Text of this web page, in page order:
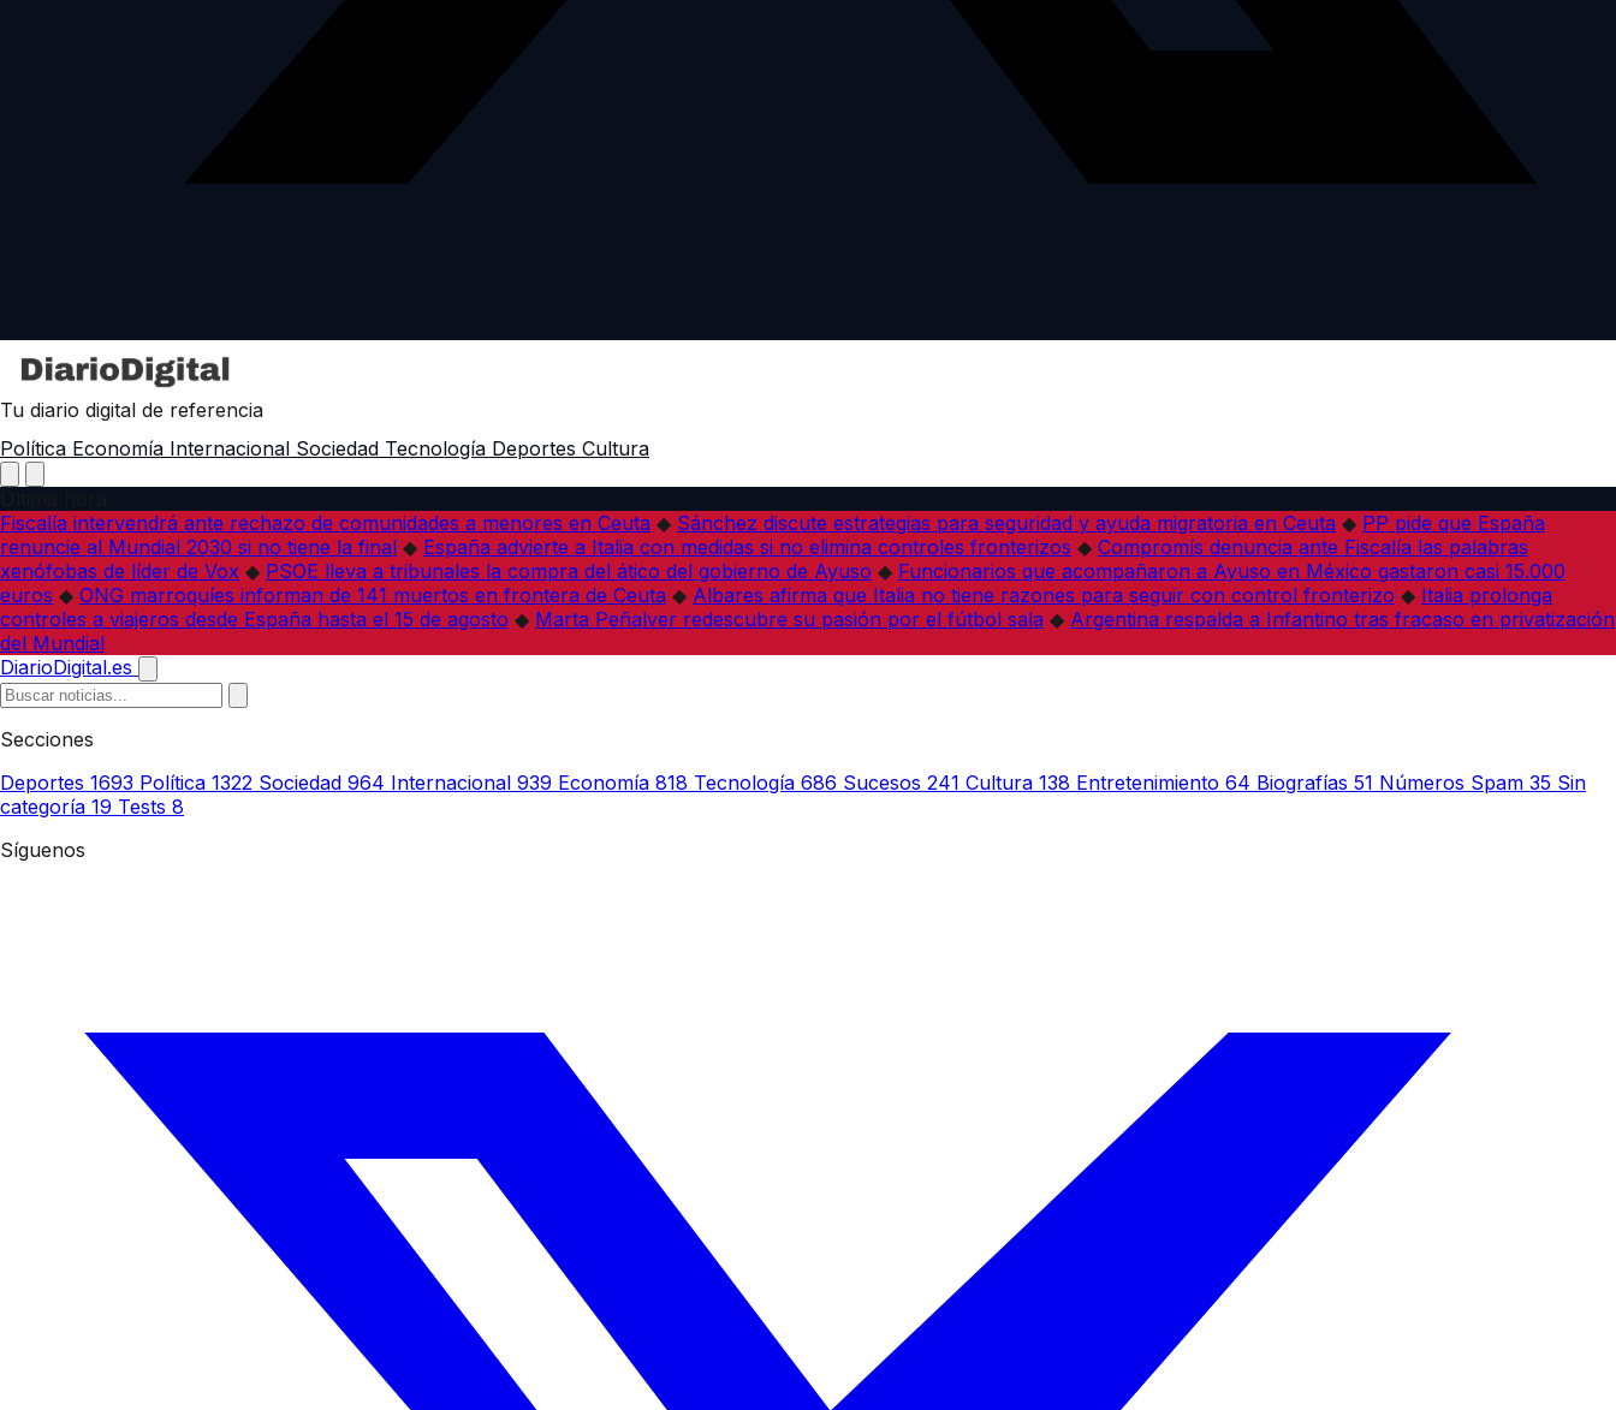
Tu diario digital de referencia
Política Economía Internacional Sociedad Tecnología Deportes Cultura
Fiscalía intervendrá ante rechazo de comunidades a menores en Ceuta ◆ Sánchez discute estrategias para seguridad y ayuda migratoria en Ceuta ◆ PP pide que España
renuncie al Mundial 2030 si no tiene la final ◆ España advierte a Italia con medidas si no elimina controles fronterizos ◆ Compromís denuncia ante Fiscalía las palabras
xenófobas de líder de Vox ◆ PSOE lleva a tribunales la compra del ático del gobierno de Ayuso ◆ Funcionarios que acompañaron a Ayuso en México gastaron casi 15.000
euros ◆ ONG marroquíes informan de 141 muertos en frontera de Ceuta ◆ Albares afirma que Italia no tiene razones para seguir con control fronterizo ◆ Italia prolonga
controles a viajeros desde España hasta el 15 de agosto ◆ Marta Peñalver redescubre su pasión por el fútbol sala ◆ Argentina respalda a Infantino tras fracaso en privatización
del Mundial
DiarioDigital.es
Secciones
Deportes 1693 Política 1322 Sociedad 964 Internacional 939 Economía 818 Tecnología 686 Sucesos 241 Cultura 138 Entretenimiento 64 Biografías 51 Números Spam 35 Sin
categoría 19 Tests 8
Síguenos